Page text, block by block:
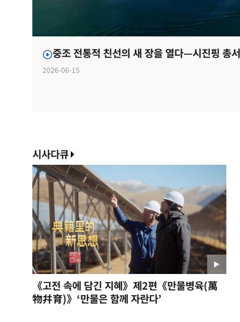
중조 전통적 친선의 새 장을 열다—시진핑 총
2026-06-15
시사다큐
《고전 속에 담긴 지혜》제2편《만물병육(萬
物幷育)》‘만물은 함께 자란다’